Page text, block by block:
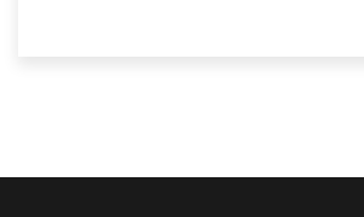
منها خدمة الصيانة التى تكون من أهم